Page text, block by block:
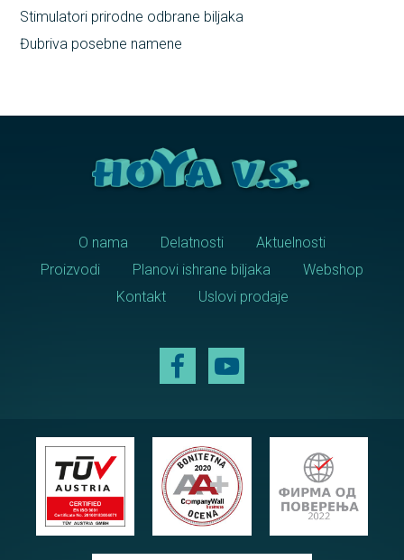
Stimulatori prirodne odbrane biljaka
Đubriva posebne namene
O nama Delatnosti
Aktuelnosti
Proizvodi
Planovi ishrane biljaka
Webshop
Kontakt
Uslovi prodaje